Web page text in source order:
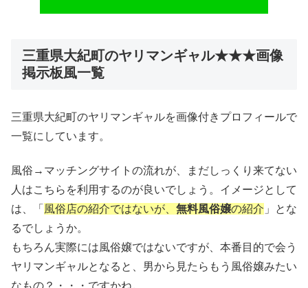
三重県大紀町のヤリマンギャル★★★画像
掲示板風一覧
三重県大紀町のヤリマンギャルを画像付きプロフィールで
一覧にしています。
風俗→マッチングサイトの流れが、まだしっくり来てない
人はこちらを利用するのが良いでしょう。イメージとして
は、「 風俗店の紹介ではないが、 無料風俗嬢の紹介 」とな
るでしょうか。
もちろん実際には風俗嬢ではないですが、本番目的で会う
ヤリマンギャルとなると、男から見たらもう風俗嬢みたい
なもの？・・・ですかね。